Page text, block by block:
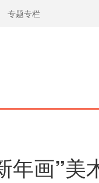
专题专栏
年画”美